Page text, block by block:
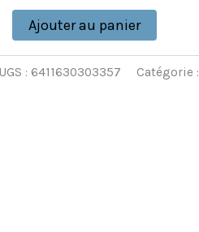
Ajouter au panier
UGS : 6411630303357 Catégorie :